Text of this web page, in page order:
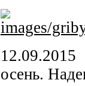
осень.